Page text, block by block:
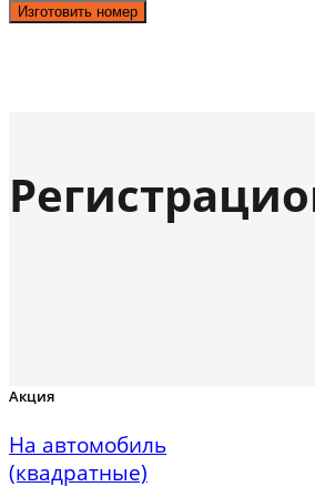
Изготовить номер
Акция
На автомобиль
(квадратные)